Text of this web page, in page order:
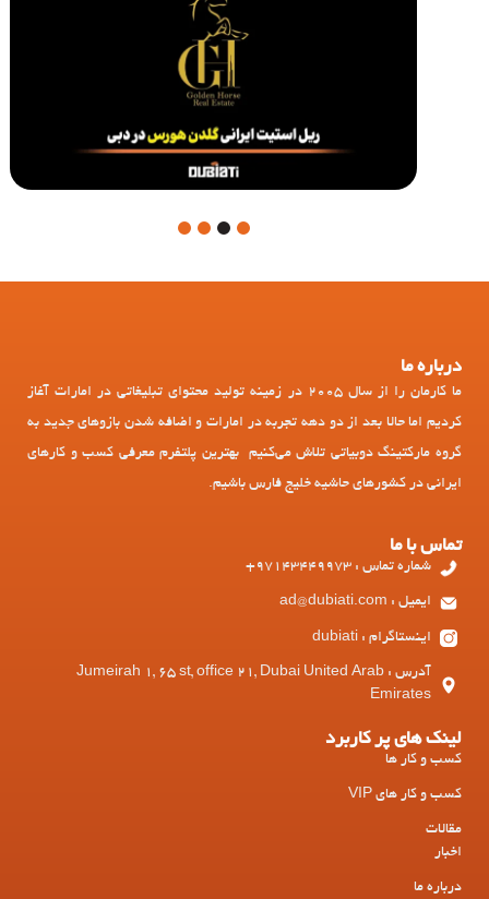
1
درباره ما
ما کارمان را از سال 2005 در زمینه تولید محتوای تبلیغاتی در امارات آغاز
کردیم اما حالا بعد از دو دهه تجربه در امارات و اضافه شدن بازوهای جدید به
گروه مارکتینگ دوبیاتی تلاش می‌کنیم بهترین پلتفرم معرفی کسب و کارهای
ایرانی در کشورهای حاشیه خلیج فارس باشیم.
تماس با ما
شماره تماس : 97143449973+
ایمیل : ad@dubiati.com
اینستاگرام : dubiati
آدرس : Jumeirah 1, 65 st, office 21, Dubai United Arab
Emirates
لینک های پر کاربرد
کسب و کار ها
کسب و کار های VIP
مقالات
اخبار
درباره ما